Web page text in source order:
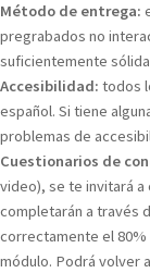
Método de entrega:
pregrabados no
suficientemente
Accesibilidad: todos
español. Si tiene
problemas de
Cuestionarios de
video), se te invitará a
completarán a través
correctamente el 80%
módulo. Podrá volver